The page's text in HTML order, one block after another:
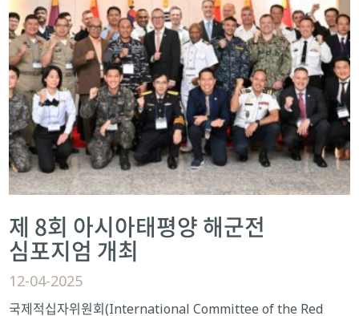
제 8회 아시아태평양 해군전
심포지엄 개최
12-04-2025
국제적십자위원회(International Committee of the Red